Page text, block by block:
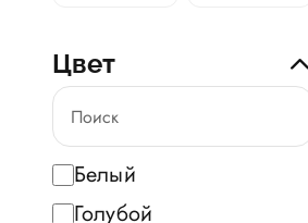
Цвет
Белый
Голубой